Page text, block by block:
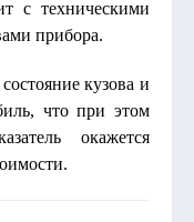
с техническими
прибора.
кузова и
что при этом
окажется